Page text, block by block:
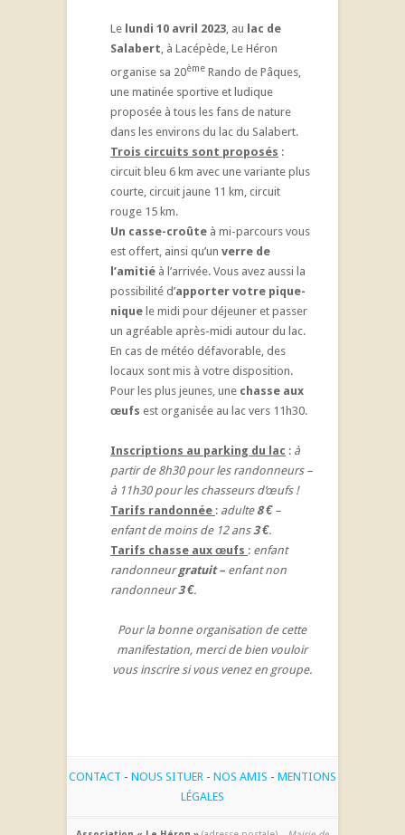
Le lundi 10 avril 2023, au lac de
Salabert, à Lacépède, Le Héron
organise sa 20ème Rando de Pâques,
une matinée sportive et ludique
proposée à tous les fans de nature
dans les environs du lac du Salabert.
Trois circuits sont proposés :
circuit bleu 6 km avec une variante plus
courte, circuit jaune 11 km, circuit
rouge 15 km.
Un casse-croûte à mi-parcours vous
est offert, ainsi qu’un verre de
l’amitié à l’arrivée. Vous avez aussi la
possibilité d’apporter votre pique-
nique le midi pour déjeuner et passer
un agréable après-midi autour du lac.
En cas de météo défavorable, des
locaux sont mis à votre disposition.
Pour les plus jeunes, une chasse aux
œufs est organisée au lac vers 11h30.
Inscriptions au parking du lac : à
partir de 8h30 pour les randonneurs –
à 11h30 pour les chasseurs d’œufs !
Tarifs randonnée : adulte 8 €–
enfant de moins de 12 ans3 €.
Tarifs chasse aux œufs : enfant
randonneurgratuit – enfant non
randonneur3 €.
Pour la bonne organisation de cette
manifestation, merci de bien vouloir
vous inscrire si vous venez en groupe.
CONTACT - NOUS SITUER - NOS AMIS - MENTIONS
LÉGALES